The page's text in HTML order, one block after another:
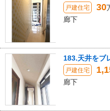
戸建住宅 30
廊下
183.天井をブ
戸建住宅
廊下